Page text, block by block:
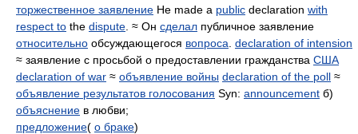
торжественное заявление He made a public declaration with
respect to the dispute . ≈ Он сделал публичное заявление
относительно обсуждающегося вопроса declaration of intension
≈ заявление с просьбой о предоставлении гражданства США
declaration of war ≈ объявление войны declaration of the poll ≈
объявление результатов голосования Syn: announcement б)
объяснение в любви;
предложение( о браке)